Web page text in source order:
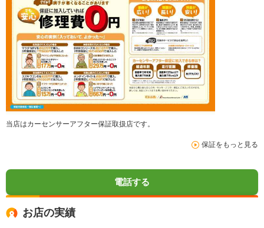
当店はカーセンサーアフター保証取扱店です。
保証をもっと見る
電話する
お店の実績